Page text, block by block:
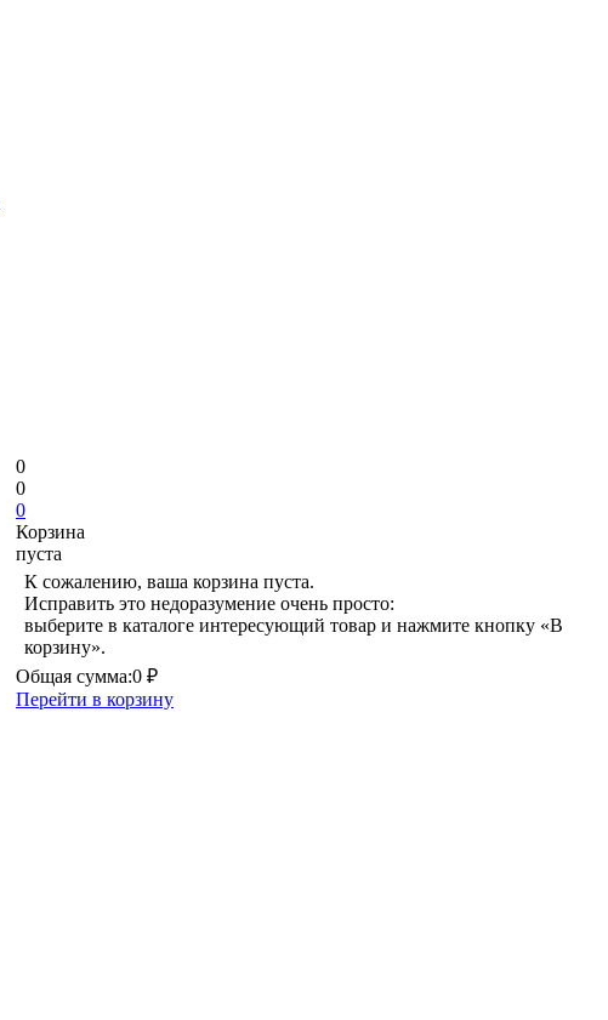
0
0
0
Корзина
пуста
К сожалению, ваша корзина пуста.
Исправить это недоразумение очень просто:
выберите в каталоге интересующий товар и нажмите кнопку «В
корзину».
Общая сумма:0 ₽
Перейти в корзину